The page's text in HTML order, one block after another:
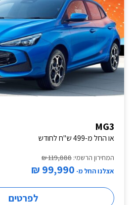
MG3
או החל מ-499 ש"ח לחודש
המחירון הרשמי: 119,888 ₪
אצלנו החל מ- 99,990 ₪
לפרטים